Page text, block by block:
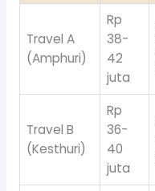
Travel A
(Amphuri)
Rp
38-
42
juta
Travel B
(Kesthuri)
Rp
36-
40
juta